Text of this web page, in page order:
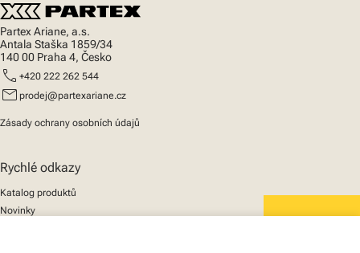
Partex Ariane, a.s.
Antala Staška 1859/34
140 00 Praha 4, Česko
call +420 222 262 544
mail prodej@partexariane.cz
Zásady ochrany osobních údajů
Rychlé odkazy
Katalog produktů
Novinky